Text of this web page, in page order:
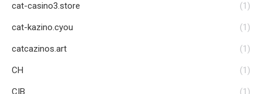
cat-casino3.store (1)
cat-kazino.cyou (1)
catcazinos.art (1)
CH (1)
CIB (1)